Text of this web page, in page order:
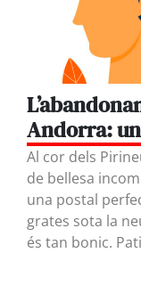
Andorra:
Al cor dels
de bellesa
una postal
grates sota la
és tan bonic.